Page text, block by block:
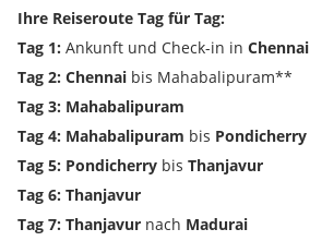
Ihre Reiseroute Tag für Tag:
Tag 1: Ankunft und Check-in in Chennai
Tag 2: Chennai bis Mahabalipuram**
Tag 3: Mahabalipuram
Tag 4: Mahabalipuram bis Pondicherry
Tag 5: Pondicherry bis Thanjavur
Tag 6: Thanjavur
Tag 7: Thanjavur nach Madurai